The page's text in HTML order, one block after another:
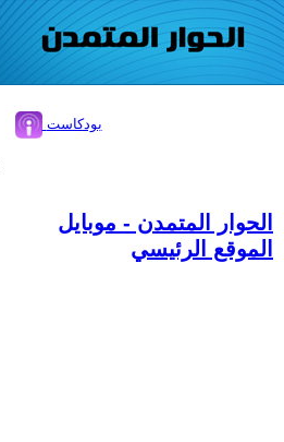
بودكاست
الحوار المتمدن - موبايل
الموقع الرئيسي